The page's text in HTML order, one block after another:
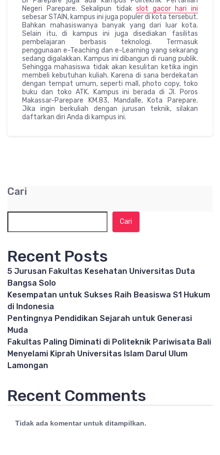
Negeri Parepare. Sekalipun tidakslot gacor hari ini
sebesar STAIN, kampus ini juga populer di kota tersebut.
Bahkan mahasiswanya banyak yang dari luar kota.
Selain itu, di kampus ini juga disediakan fasilitas
pembelajaran berbasis teknologi. Termasuk
penggunaan e-Teaching dan e-Learning yang sekarang
sedang digalakkan. Kampus ini dibangun di ruang publik.
Sehingga mahasiswa tidak akan kesulitan ketika ingin
membeli kebutuhan kuliah. Karena di sana berdekatan
dengan tempat umum, seperti mall, photo copy, toko
buku dan toko ATK. Kampus ini berada di Jl. Poros
Makassar-Parepare KM.83, Mandalle, Kota Parepare.
Jika ingin berkuliah dengan jurusan teknik, silakan
daftarkan diri Anda di kampus ini.
Cari
Cari
Recent Posts
5 Jurusan Fakultas Kesehatan Universitas Duta
Bangsa Solo
Kesempatan untuk Sukses Raih Beasiswa S1 Hukum
di Indonesia
Pentingnya Pendidikan Sejarah untuk Generasi
Muda
Fakultas Paling Diminati di Politeknik Pariwisata Bali
Menyelami Kiprah Universitas Islam Darul Ulum
Lamongan
Recent Comments
Tidak ada komentar untuk ditampilkan.